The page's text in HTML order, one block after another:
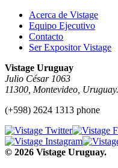
Acerca de Vistage
Equipo Ejecutivo
Contacto
Ser Expositor Vistage
Vistage Uruguay
Julio César 1063
11300, Montevideo, Uruguay.
(+598) 2624 1313 phone
© 2026 Vistage Uruguay.